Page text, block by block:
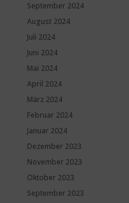
September 2024
August 2024
Juli 2024
Juni 2024
Mai 2024
April 2024
März 2024
Februar 2024
Januar 2024
Dezember 2023
November 2023
Oktober 2023
September 2023